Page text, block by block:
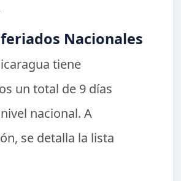
Nacionales
tiene
un total de 9 días
nacional. A
se detalla la lista